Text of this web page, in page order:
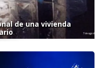
de una vivienda